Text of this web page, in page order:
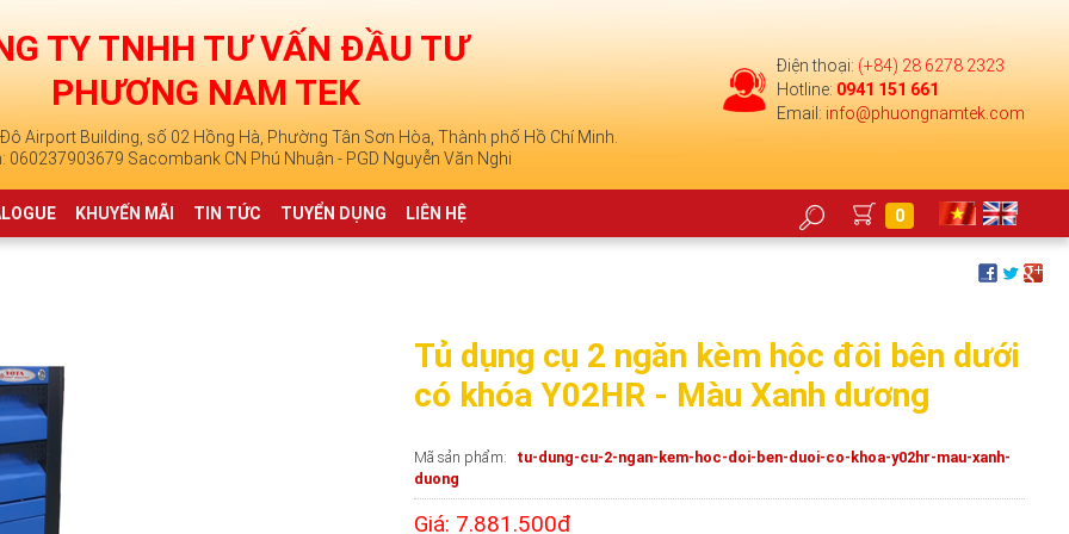
TY TNHH TƯ VẤN ĐẦU TƯ
PHƯƠNG NAM TEK
Airport Building, số 02 Hồng Hà, Phường Tân Sơn Hòa, Thành phố Hồ Chí Minh.
060237903679 Sacombank CN Phú Nhuận - PGD Nguyễn Văn Nghi
Điện thoại: (+84) 28 6278 2323
Hotline: 0941 151 661
Email: info@phuongnamtek.com
KHUYẾN MÃI TIN TỨC TUYỂN DỤNG LIÊN HỆ 0
Tủ dụng cụ 2 ngăn kèm hộc đôi bên dưới
có khóa Y02HR - Màu Xanh dương
Mã sản phẩm
tu-dung-cu-2-ngan-kem-hoc-doi-ben-duoi-co-khoa-y02hr-mau-xanh-
duong
Giá: 7.881.500đ